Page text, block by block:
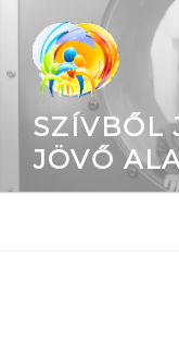
SZÍVBŐL
JÖVŐ